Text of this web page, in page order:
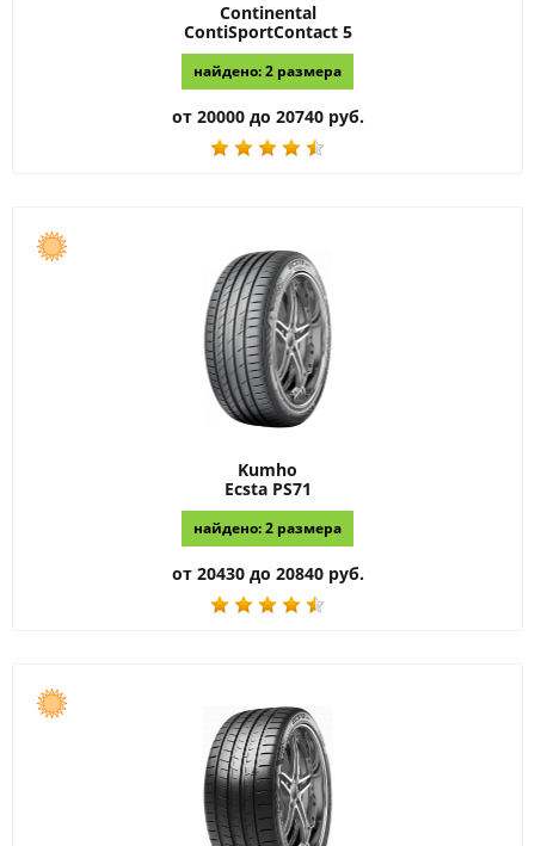
Continental
ContiSportContact 5
найдено: 2 размера
от 20000 до 20740 руб.
Kumho
Ecsta PS71
найдено: 2 размера
от 20430 до 20840 руб.